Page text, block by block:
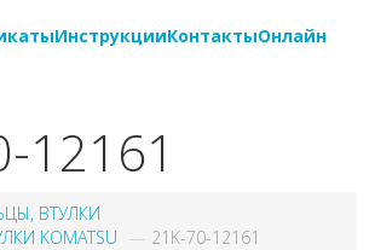
ИнструкцииКонтактыОнлайн
12161
ВТУЛКИ
KOMATSU
21K-70-12161